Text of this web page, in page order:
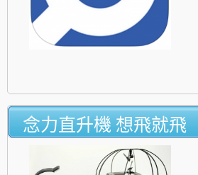
念力直升機 想飛就飛